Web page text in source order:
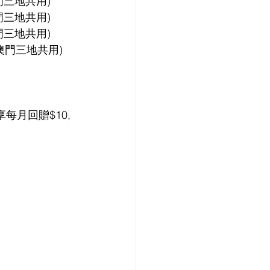
地共用)
地共用)
三地共用)
每月回贈$10,